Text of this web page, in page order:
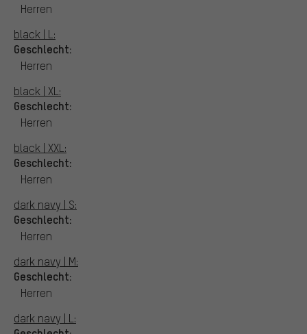
Herren
black | L:
Geschlecht:
Herren
black | XL:
Geschlecht:
Herren
black | XXL:
Geschlecht:
Herren
dark navy | S:
Geschlecht:
Herren
dark navy | M:
Geschlecht:
Herren
dark navy | L: